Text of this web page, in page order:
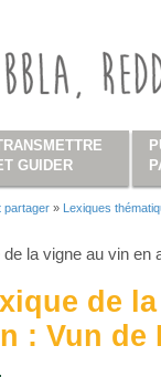
partager » Lexiques
de la vigne au vin
de
: Vun de
GUIDER